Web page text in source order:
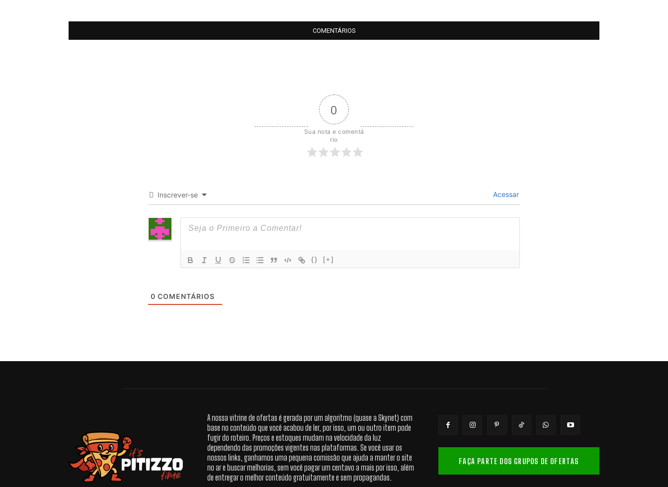
COMENTÁRIOS
0
Sua nota e comentá
rio
Inscrever-se Acessar
{} [+]
0 COMENTÁRIOS
A nossa vitrine de ofertas é gerada por um algoritmo (quase a Skynet) com
base no conteúdo que você acabou de ler, por isso, um ou outro item pode
fugir do roteiro. Preços e estoques mudam na velocidade da luz
dependendo das promoções vigentes nas plataformas. Se você usar os
nossos links, ganhamos uma pequena comissão que ajuda a manter o site
no ar e buscar melhorias, sem você pagar um centavo a mais por isso, além
de entregar o melhor conteúdo gratuitamente e sem propagandas.
FAÇA PARTE DOS GRUPOS DE OFERTAS